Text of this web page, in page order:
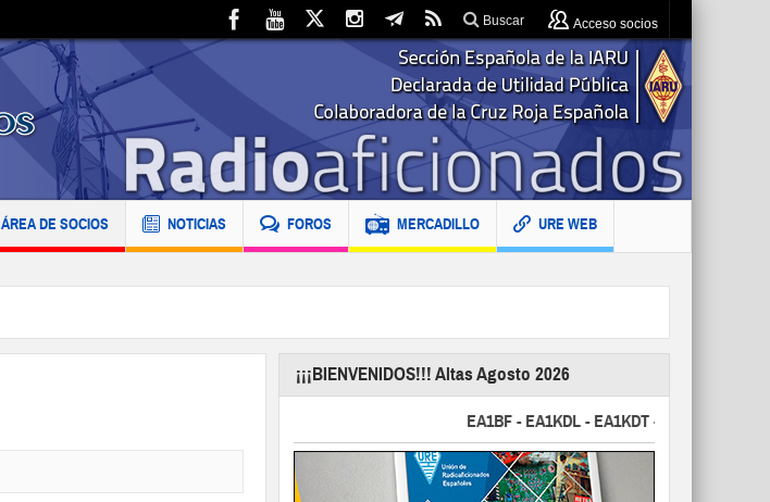
Buscar Acceso socios
ÁREA DE SOCIOS NOTICIAS FOROS MERCADILLO URE WEB
¡¡¡BIENVENIDOS!!! Altas Agosto 2026
EA1BF - EA1KDL - EA1KDT - EA2FBJ - EA2FJU -